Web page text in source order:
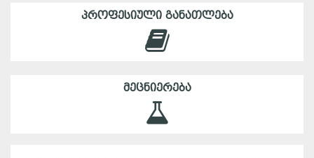
ᲞᲠᲝᲤᲔᲡᲘᲣᲚᲘ ᲒᲐᲜᲐᲗᲚᲔᲑᲐ
ᲛᲔᲪᲜᲘᲔᲠᲔᲑᲐ